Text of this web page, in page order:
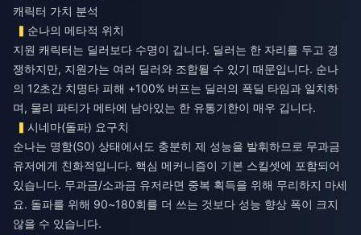
캐릭터 가치 분석
순나의 메타적 위치
지원 캐릭터는 딜러보다 수명이 깁니다. 딜러는 한 자리를 두고 경
쟁하지만, 지원가는 여러 딜러와 조합될 수 있기 때문입니다. 순나
의 12초간 치명타 피해 +100% 버프는 딜러의 폭딜 타임과 일치하
며, 물리 파티가 메타에 남아있는 한 유통기한이 매우 깁니다.
시네마(돌파) 요구치
순나는 명함(S0) 상태에서도 충분히 제 성능을 발휘하므로 무과금
유저에게 친화적입니다. 핵심 메커니즘이 기본 스킬셋에 포함되어
있습니다. 무과금/소과금 유저라면 중복 획득을 위해 무리하지 마세
요. 돌파를 위해 90~180회를 더 쓰는 것보다 성능 향상 폭이 크지
않을 수 있습니다.